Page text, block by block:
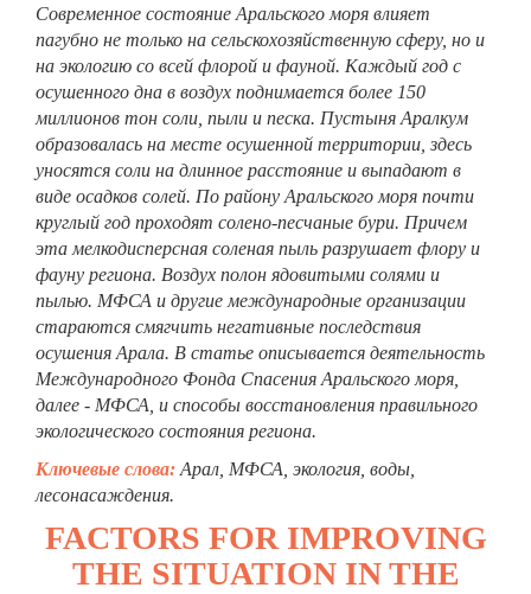
Современное состояние Аральского моря влияет
пагубно не только на сельскохозяйственную сферу, но и
на экологию со всей флорой и фауной. Каждый год с
осушенного дна в воздух поднимается более 150
миллионов тон соли, пыли и песка. Пустыня Аралкум
образовалась на месте осушенной территории, здесь
уносятся соли на длинное расстояние и выпадают в
виде осадков солей. По району Аральского моря почти
круглый год проходят солено-песчаные бури. Причем
эта мелкодисперсная соленая пыль разрушает флору и
фауну региона. Воздух полон ядовитыми солями и
пылью. МФСА и другие международные организации
стараются смягчить негативные последствия
осушения Арала. В статье описывается деятельность
Международного Фонда Спасения Аральского моря,
далее - МФСА, и способы восстановления правильного
экологического состояния региона.
Ключевые слова: Арал, МФСА, экология, воды,
лесонасаждения.
FACTORS FOR IMPROVING
THE SITUATION IN THE